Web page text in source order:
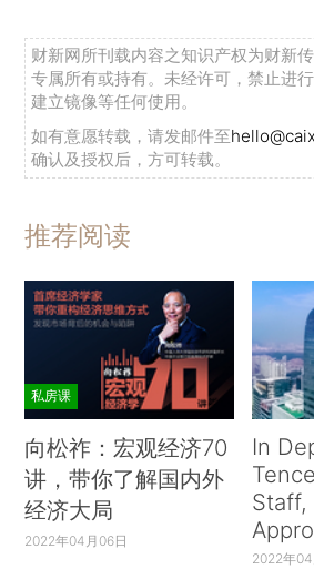
财新网所刊载内容之知识产权为财新
专属所有或持有。未经许可，禁止进
建立镜像等任何使用。
如有意愿转载，请发邮件至
确认及授权后，方可转载。
推荐阅读
私房课
向松祚：宏观经济70
讲，带你了解国内外
经济大局
2022年04月06日
In
Staff,
2022年04